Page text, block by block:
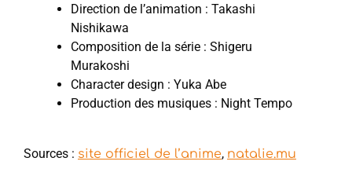
Direction de l’animation : Takashi
Nishikawa
Composition de la série : Shigeru
Murakoshi
Character design : Yuka Abe
Production des musiques : Night Tempo
Sources : site officiel de l’anime, natalie.mu